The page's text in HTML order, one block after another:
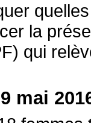
la
qui
mai